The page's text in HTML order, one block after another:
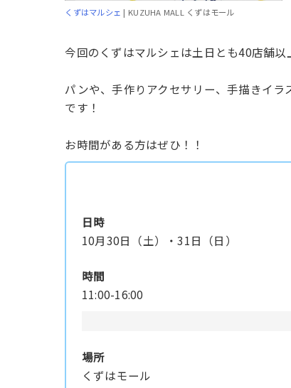
くずはマルシェ | KUZUHA MALL くずはモール
今回のくずはマルシェは土日とも40店舗以
パンや、手作りアクセサリー、手描きイ
です！
お時間がある方はぜひ！！
日時
10月30日（土）・31日（日）
時間
11:00-16:00
場所
くずはモール